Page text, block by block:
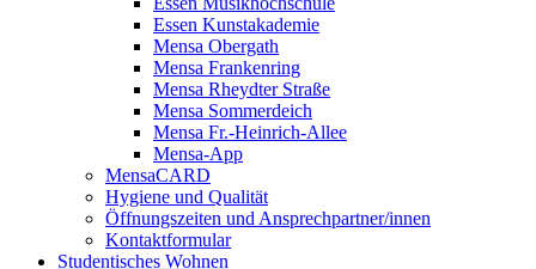
Essen Kunstakademie
Mensa Obergath
Mensa Frankenring
Mensa Rheydter Straße
Mensa Sommerdeich
Mensa Fr.-Heinrich-Allee
Mensa-App
MensaCARD
Hygiene und Qualität
Öffnungszeiten und Ansprechpartner/innen
Kontaktformular
Studentisches Wohnen